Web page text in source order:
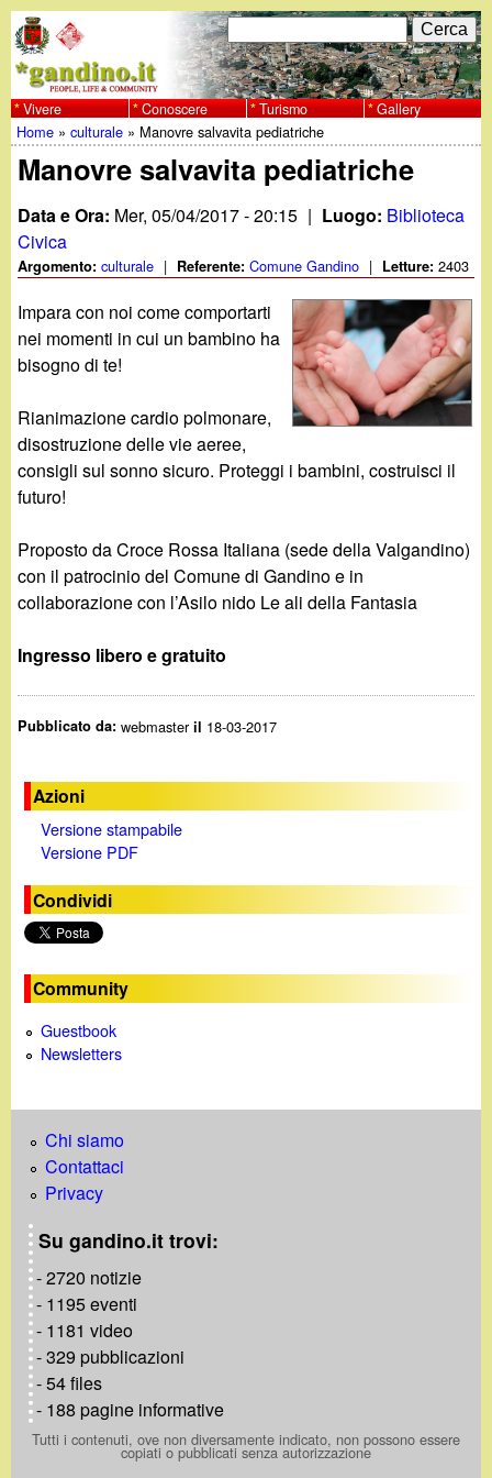
al
contenuto
principale
w
w
w
.
g
n
d
i
n
o
.
F
o
r
m
d
i
r
i
e
r
a
C
e
r
c
a
Vivere Conoscere Turismo Gallery
Tu
sei
qui
Home »culturale » Manovre salvavita pediatriche
Manovre salvavita pediatriche
Data e Ora: Mer, 05/04/2017 - 20:15 | Luogo: Biblioteca
Civica
Argomento:culturale | Referente:Comune Gandino | Letture:2403
Impara con noi come comportarti
nei momenti in cui un bambino ha
bisogno di te!
Rianimazione cardio polmonare,
disostruzione delle vie aeree,
consigli sul sonno sicuro. Proteggi i bambini, costruisci il
futuro!
Proposto da Croce Rossa Italiana (sede della Valgandino)
con il patrocinio del Comune di Gandino e in
collaborazione con l’Asilo nido Le ali della Fantasia
Ingresso libero e gratuito
Pubblicato da:webmasteril 18-03-2017
Azioni
Versione stampabile
Versione PDF
Condividi
Community
Guestbook
Newsletters
Chi siamo
Contattaci
Privacy
Su gandino.it trovi:
- 2720 notizie
- 1195 eventi
- 1181 video
- 329 pubblicazioni
- 54 files
- 188 pagine informative
Tutti i contenuti, ove non diversamente indicato, non possono essere
copiati o pubblicati senza autorizzazione